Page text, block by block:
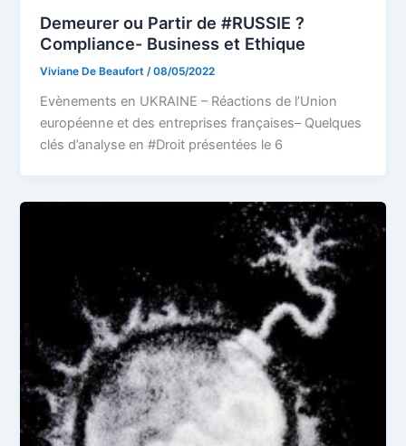
Demeurer ou Partir de #RUSSIE ?
Compliance- Business et Ethique
Viviane De Beaufort /08/05/2022
Evènements en UKRAINE – Réactions de l’Union
européenne et des entreprises françaises– Quelques
clés d’analyse en #Droit présentées le 6